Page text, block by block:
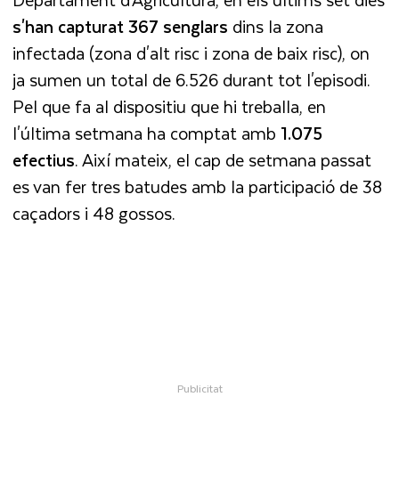
s'han capturat367 senglars dins la zona
infectada (zona d'alt risc i zona de baix risc), on
ja sumen un total de 6.526 durant tot l'episodi.
Pel que fa al dispositiu que hi treballa, en
l'última setmana ha comptat amb 1.075
efectius. Així mateix, el cap de setmana passat
es van fer tres batudes amb la participació de 38
caçadors i 48 gossos.